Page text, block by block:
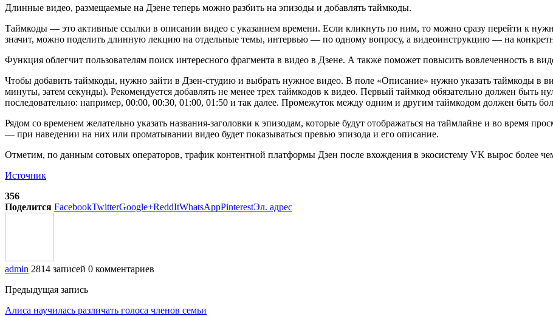
Длинные видео, размещаемые на Дзене теперь можно разбить на эпизоды и добавлять таймкоды.
Таймкоды — это активные ссылки в описании видео с указанием времени. Если кликнуть по ним, то можно сразу перейти к
значит, можно поделить длинную лекцию на отдельные темы, интервью — по одному вопросу, а видеоинструкцию — на
Функция облегчит пользователям поиск интересного фрагмента в видео в Дзене. А также поможет повысить вовлеченность в
Чтобы добавить таймкоды, нужно зайти в Дзен-студию и выбрать нужное видео. В поле «Описание» нужно указать таймкоды в
минуты, затем секунды). Рекомендуется добавлять не менее трех таймкодов к видео. Первый таймкод обязательно должен
последовательно: например, 00:00, 00:30, 01:00, 01:50 и так далее. Промежуток между одним и другим таймкодом должен быть
Рядом со временем желательно указать названия-заголовки к эпизодам, которые будут отображаться на таймлайне и во время
— при наведении на них или проматывании видео будет показываться превью эпизода и его описание.
Отметим, по данным сотовых операторов, трафик контентной платформы Дзен после вхождения в экосистему VK вырос более
Источник
356
Поделится FacebookTwitterGoogle+ReddItWhatsAppPinterestЭл. адрес
admin 2814 записей 0 комментариев
Предыдущая запись
Алиса научилась различать голоса членов семьи